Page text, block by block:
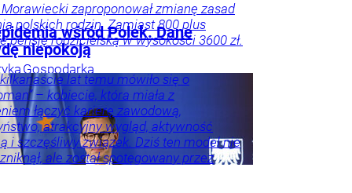
zaproponował zmianę zasad
polskich rodzin. Zamiast 800 plus
pensję rodzicielską w wysokości 3600 zł.
Gospodarka
wśród Polek. Dane
niepokoją
lat temu mówiło się o
– kobiecie, która miała z
łączyć karierę zawodową,
atrakcyjny wygląd, aktywność
i szczęśliwy związek. Dziś ten model nie
ale został spotęgowany przez